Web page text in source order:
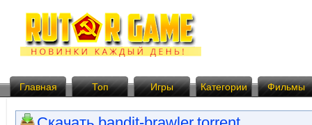
Главная Топ Игры Категории Фильмы